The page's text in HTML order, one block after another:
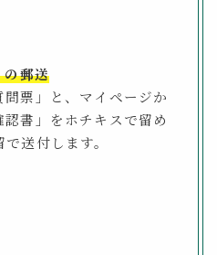
の郵送
票」と、マイページか
書」をホチキスで留め
送付します。